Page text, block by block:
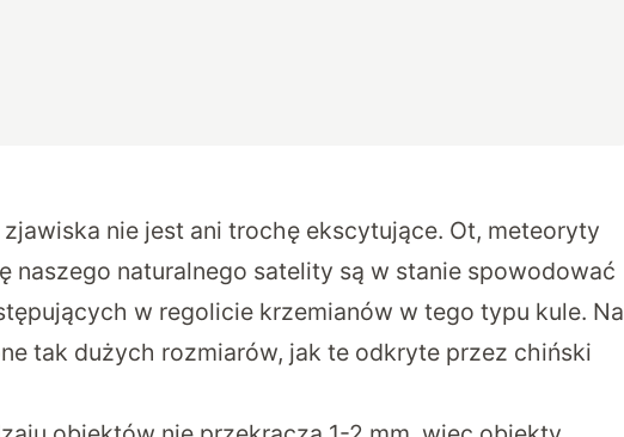
nie jest ani trochę ekscytujące. Ot, meteoryty
naszego naturalnego satelity są w stanie spowodować
w regolicie krzemianów w tego typu kule. Na
tak dużych rozmiarów, jak te odkryte przez chiński